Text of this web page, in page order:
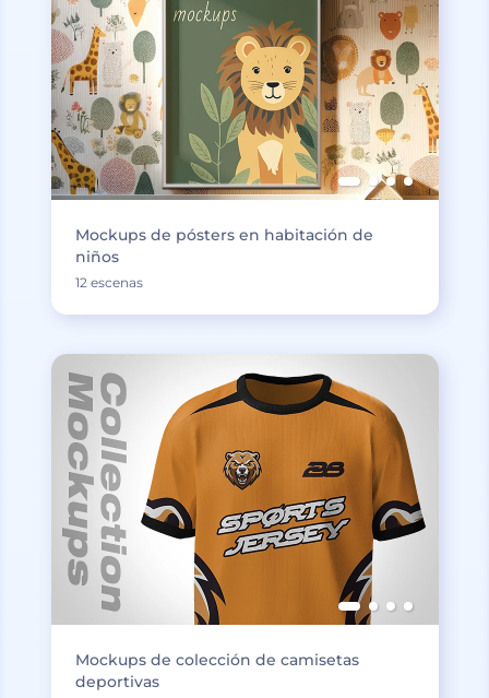
Mockups de pósters en habitación de
niños
12 escenas
Mockups de colección de camisetas
deportivas